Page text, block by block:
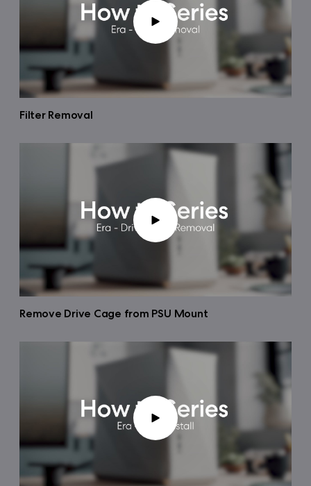
Filter Removal
Remove Drive Cage from PSU Mount